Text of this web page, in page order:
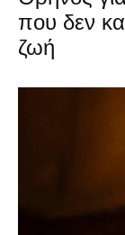
που δεν
ζωή